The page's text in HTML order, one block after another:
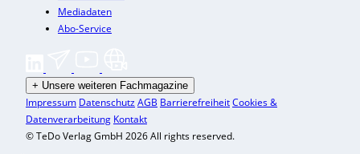
Mediadaten
Abo-Service
+ Unsere weiteren Fachmagazine
Impressum DatenschutzAGB BarrierefreiheitCookies &
Datenverarbeitung Kontakt
© TeDo Verlag GmbH 2026 All rights reserved.